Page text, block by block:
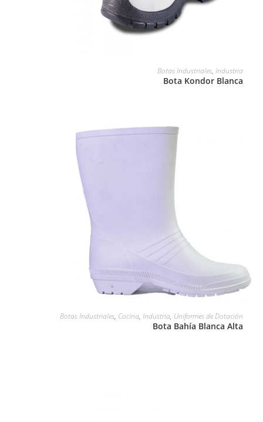
Botas Industriales,Industria
Bota Kondor Blanca
LEER MÁS
Botas Industriales, Cocina,Industria, Uniformes de Dotación
Bota Bahía Blanca Alta